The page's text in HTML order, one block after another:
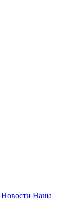
Новости Наша